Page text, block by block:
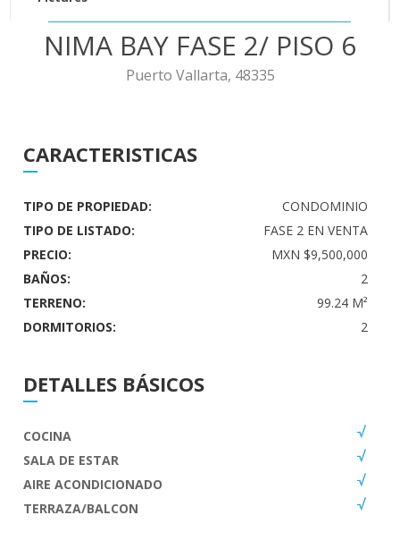
NIMA BAY FASE 2/ PISO 6
Puerto Vallarta, 48335
CARACTERISTICAS
TIPO DE PROPIEDAD:
CONDOMINIO
TIPO DE LISTADO:
FASE 2 EN VENTA
PRECIO:
MXN $9,500,000
BAÑOS:
2
TERRENO:
99.24 M²
DORMITORIOS:
2
DETALLES BÁSICOS
COCINA
SALA DE ESTAR
AIRE ACONDICIONADO
TERRAZA/BALCON